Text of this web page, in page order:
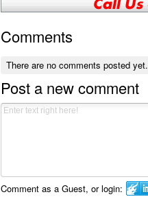
Comments
There are no comments posted yet.
Post a new comment
Comment as a Guest, or login: